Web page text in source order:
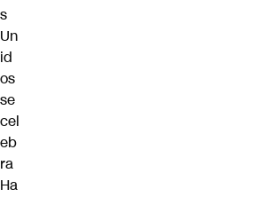
s
Un
id
os
se
cel
eb
ra
Ha